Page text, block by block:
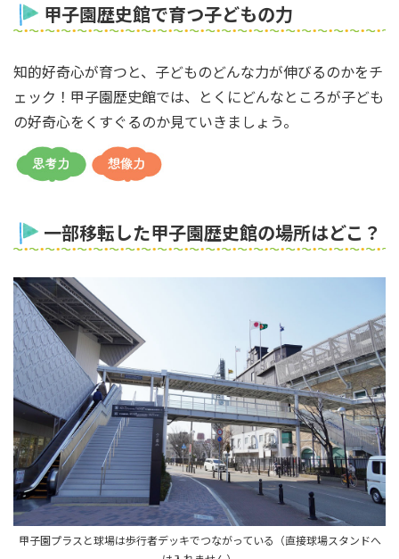
甲子園歴史館で育つ子どもの力
知的好奇心が育つと、子どものどんな力が伸びるのかをチ
ェック！甲子園歴史館では、とくにどんなところが子ども
の好奇心をくすぐるのか見ていきましょう。
一部移転した甲子園歴史館の場所はどこ？
甲子園プラスと球場は歩行者デッキでつながっている（直接球場スタンドへ